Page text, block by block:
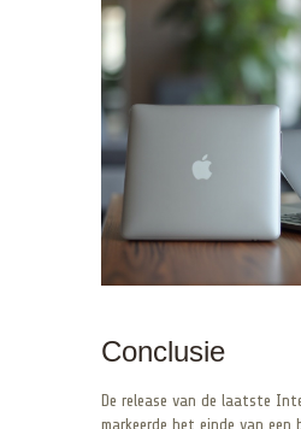
Conclusie
De release van de laatste
markeerde het einde van